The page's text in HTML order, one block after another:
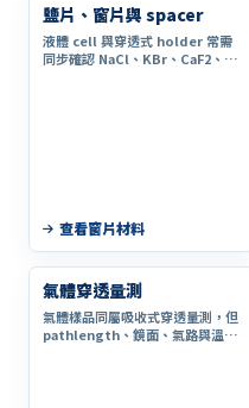
鹽片、窗片與 spacer
液體 cell 與穿透式 holder 常需
同步確認 NaCl、KBr、CaF2、
查看窗片材料
氣體穿透量測
氣體樣品同屬吸收式穿透量測，但
pathlength、鏡面、氣路與溫控